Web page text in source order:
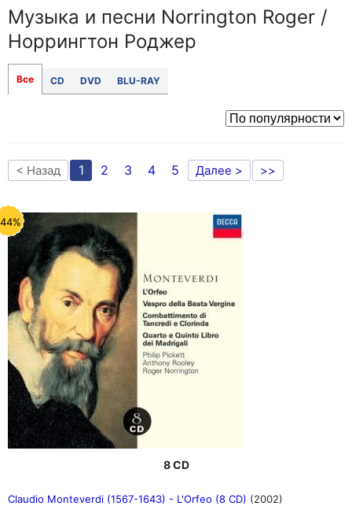
Музыка и песни Norrington Roger /
Норрингтон Роджер
Все CD DVD BLU-RAY
< Назад 1 2 3 4 5 Далее > >>
8 CD
Claudio Monteverdi (1567-1643) - L'Orfeo (8 CD) (2002)